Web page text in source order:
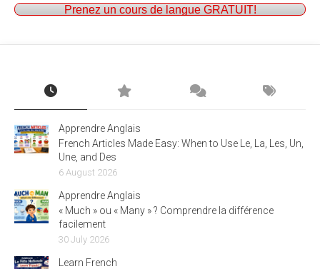
Prenez un cours de langue GRATUIT!
Apprendre Anglais
French Articles Made Easy: When to Use Le, La, Les, Un,
Une, and Des
6 August 2026
Apprendre Anglais
« Much » ou « Many » ? Comprendre la différence
facilement
30 July 2026
Learn French